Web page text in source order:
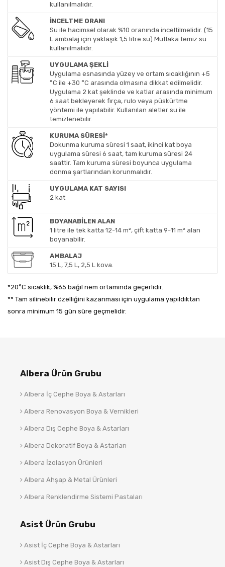
kullanılmalıdır.
İNCELTME ORANI
Su ile hacimsel olarak %10 oranında inceltilmelidir. (15
L ambalaj için yaklaşık 1,5 litre su) Mutlaka temiz su
kullanılmalıdır.
UYGULAMA ŞEKLİ
Uygulama esnasında yüzey ve ortam sıcaklığının +5
°C ile +30 °C arasında olmasına dikkat edilmelidir.
Uygulama 2 kat şeklinde ve katlar arasında minimum
6 saat bekleyerek fırça, rulo veya püskürtme
yöntemi ile yapılabilir. Kullanılan aletler su ile
temizlenebilir.
KURUMA SÜRESİ*
Dokunma kuruma süresi 1 saat, ikinci kat boya
uygulama süresi 6 saat, tam kuruma süresi 24
saattir. Tam kuruma süresi boyunca uygulama
donma şartlarından korunmalıdır.
UYGULAMA KAT SAYISI
2 kat
BOYANABİLEN ALAN
1 litre ile tek katta 12-14 m², çift katta 9-11 m² alan
boyanabilir.
AMBALAJ
15 L, 7,5 L, 2,5 L kova.
*20°C sıcaklık, %65 bağıl nem ortamında geçerlidir.
** Tam silinebilir özelliğini kazanması için uygulama yapıldıktan
sonra minimum 15 gün süre geçmelidir.
Albera Ürün Grubu
Albera İç Cephe Boya & Astarları
Albera Renovasyon Boya & Vernikleri
Albera Dış Cephe Boya & Astarları
Albera Dekoratif Boya & Astarları
Albera İzolasyon Ürünleri
Albera Ahşap & Metal Ürünleri
Albera Renklendirme Sistemi Pastaları
Asist Ürün Grubu
Asist İç Cephe Boya & Astarları
Asist Dış Cephe Boya & Astarları